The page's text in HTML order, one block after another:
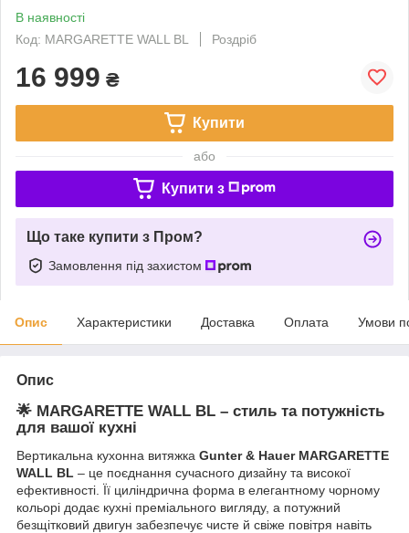
В наявності
Код: MARGARETTE WALL BL
Роздріб
16 999 ₴
Купити
або
Купити з
Що таке купити з Пром?
Замовлення під захистом
Опис Характеристики Доставка Оплата Умови
Опис
🌟 MARGARETTE WALL BL – стиль та потужність
для вашої кухні
Вертикальна кухонна витяжка Gunter & Hauer MARGARETTE
WALL BL – це поєднання сучасного дизайну та високої
ефективності. Її циліндрична форма в елегантному чорному
кольорі додає кухні преміального вигляду, а потужний
безщітковий двигун забезпечує чисте й свіже повітря навіть